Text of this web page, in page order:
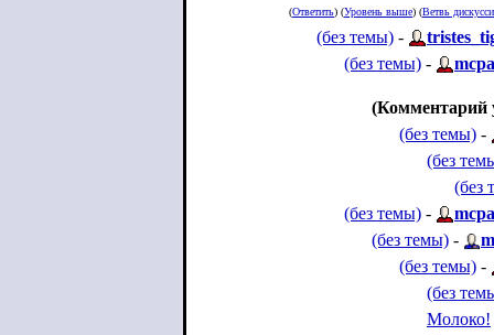
(Ответить) (Уровень выше) (Ветвь
(без темы) -
(без темы) -
(Комментарий
(без темы) -
(без
(без
(без темы) -
(без темы) -
(без темы) -
(без
Молоко!